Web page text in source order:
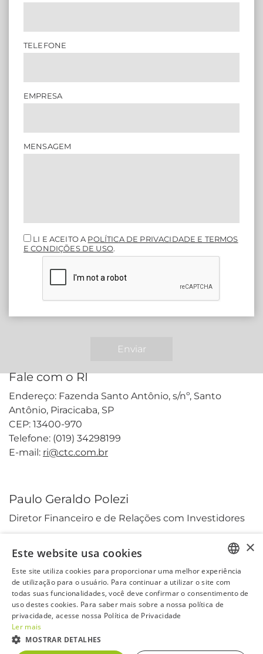
TELEFONE
EMPRESA
MENSAGEM
LI E ACEITO A POLÍTICA DE PRIVACIDADE E TERMOS
E CONDIÇÕES DE USO.
Enviar
Fale com o RI
Endereço: Fazenda Santo Antônio, s/nº, Santo
Antônio, Piracicaba, SP
CEP: 13400-970
Telefone: (019) 34298199
E-mail: ri@ctc.com.br
Paulo Geraldo Polezi
Diretor Financeiro e de Relações com Investidores
CTCA3
PORTUGUESE
ENGLISH
×
Este website usa cookies
Este site utiliza cookies para proporcionar uma melhor experiência
de utilização para o usuário. Para continuar a utilizar o site com
todas suas funcionalidades, você deve confirmar o consentimento de
uso destes cookies. Para saber mais sobre a nossa política de
privacidade, acesse nossa Política de Privacidade
Ler mais
MOSTRAR DETALHES